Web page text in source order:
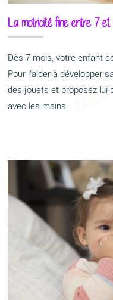
La motricité fine entre 7 et
Dès 7 mois, votre enfant
Pour l’aider à développer
des jouets et proposez lui
avec les mains.